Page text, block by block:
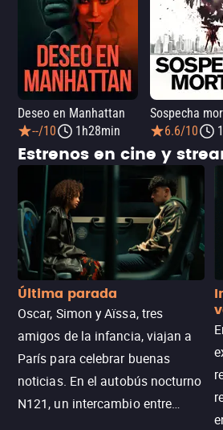
Deseo en Manhattan
--/10
1h28min
Sospecha
6.6/10
Estrenos en cine y
Última parada
Oscar, Simon y Aïssa, tres
amigos de la infancia, viajan a
París para celebrar buenas
noticias. En el autobús nocturno
N121, un intercambio entre